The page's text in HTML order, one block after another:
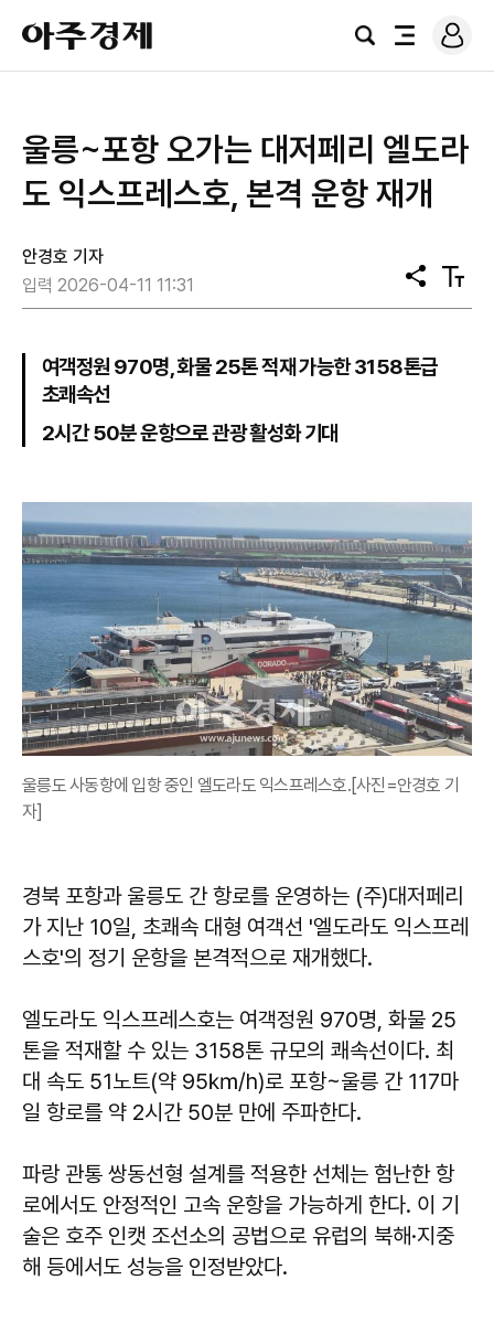
아
주
경
검
전
로
그
울릉~포항 오가는 대저페리 엘도라
도 익스프레스호, 본격 운항 재개
안경호 기자
입력 2026-04-11 11:31
공
유
텍
스
여객정원 970명, 화물 25톤 적재 가능한 3158톤급
초쾌속선
2시간 50분 운항으로 관광 활성화 기대
울릉도 사동항에 입항 중인 엘도라도 익스프레스호.[사진=안경호 기
자]
경북 포항과 울릉도 간 항로를 운영하는 (주)대저페리
가 지난 10일, 초쾌속 대형 여객선 '엘도라도 익스프레
스호'의 정기 운항을 본격적으로 재개했다.
엘도라도 익스프레스호는 여객정원 970명, 화물 25
톤을 적재할 수 있는 3158톤 규모의 쾌속선이다. 최
대 속도 51노트(약 95㎞/h)로 포항~울릉 간 117마
일 항로를 약 2시간 50분 만에 주파한다.
파랑 관통 쌍동선형 설계를 적용한 선체는 험난한 항
로에서도 안정적인 고속 운항을 가능하게 한다. 이 기
술은 호주 인캣 조선소의 공법으로 유럽의 북해·지중
해 등에서도 성능을 인정받았다.